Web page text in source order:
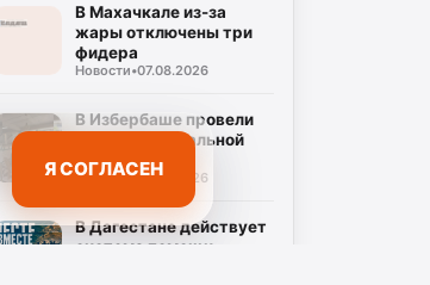
В Махачкале из-за
жары отключены три
фидера
Новости•07.08.2026
В Избербаше провели
рейд по нелегальной
занятости
Новости•07.08.2026
В Дагестане действует
система помощи
Я СОГЛАСЕН